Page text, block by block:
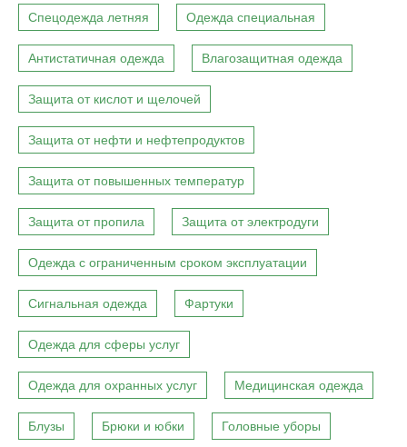
Спецодежда летняя Одежда специальная
Антистатичная одежда Влагозащитная одежда
Защита от кислот и щелочей
Защита от нефти и нефтепродуктов
Защита от повышенных температур
Защита от пропила Защита от электродуги
Одежда с ограниченным сроком эксплуатации
Сигнальная одежда Фартуки
Одежда для сферы услуг
Одежда для охранных услуг Медицинская одежда
Блузы Брюки и юбки Головные уборы